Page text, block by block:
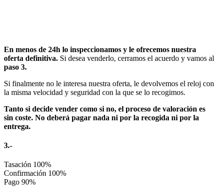
En menos de 24h lo inspeccionamos y le ofrecemos nuestra
oferta definitiva. Si desea venderlo, cerramos el acuerdo y vamos al
paso 3.
Si finalmente no le interesa nuestra oferta, le devolvemos el reloj con
la misma velocidad y seguridad con la que se lo recogimos.
Tanto si decide vender como si no, el proceso de valoración es
sin coste. No deberá pagar nada ni por la recogida ni por la
entrega.
3.-
Tasación 100%
Confirmación 100%
Pago 90%